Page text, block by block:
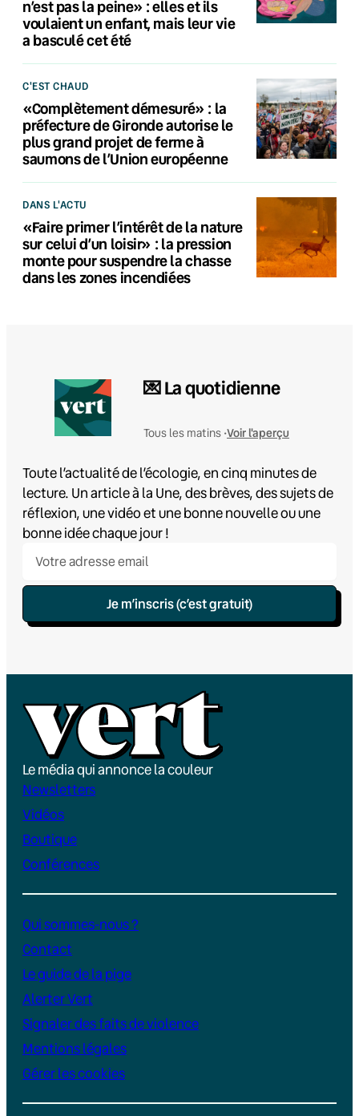
n’est pas la peine» : elles et ils
voulaient un enfant, mais leur vie
a basculé cet été
C'EST CHAUD
«Complètement démesuré» : la
préfecture de Gironde autorise le
plus grand projet de ferme à
saumons de l’Union européenne
DANS L'ACTU
«Faire primer l’intérêt de la nature
sur celui d’un loisir» : la pression
monte pour suspendre la chasse
dans les zones incendiées
💌 La quotidienne
Tous les matins •Voir l'aperçu
Toute l’actualité de l’écologie, en cinq minutes de
lecture. Un article à la Une, des brèves, des sujets de
réflexion, une vidéo et une bonne nouvelle ou une
bonne idée chaque jour !
Je m’inscris (c’est gratuit)
Le média qui annonce la couleur
Newsletters
Vidéos
Boutique
Conférences
Qui sommes-nous ?
Contact
Le guide de la pige
Alerter Vert
Signaler des faits de violence
Mentions légales
Gérer les cookies